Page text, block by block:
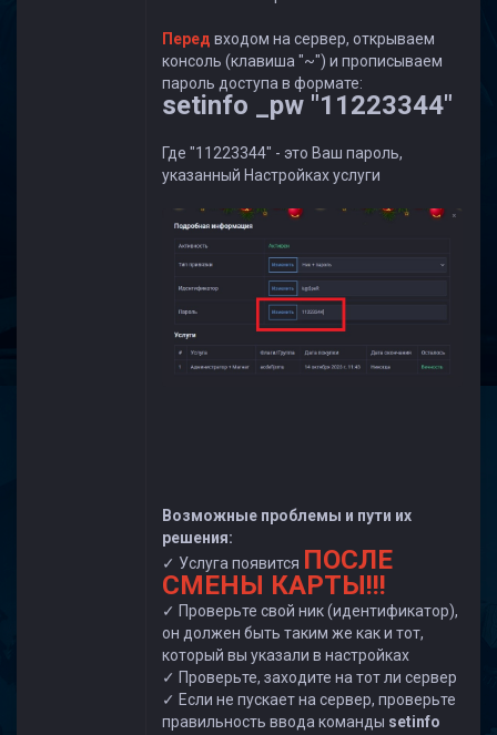
Перед входом на сервер, открываем
консоль (клавиша "~") и прописываем
пароль доступа в формате:
setinfo _pw "11223344"
Где "11223344" - это Ваш пароль,
указанный Настройках услуги
Возможные проблемы и пути их
решения:
✓ Услуга появится ПОСЛЕ
СМЕНЫ КАРТЫ!!!
✓ Проверьте свой ник (идентификатор),
он должен быть таким же как и тот,
который вы указали в настройках
✓ Проверьте, заходите на тот ли сервер
✓ Если не пускает на сервер, проверьте
правильность ввода команды setinfo